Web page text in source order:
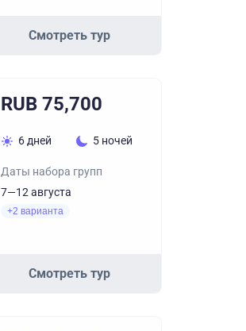
Смотреть тур
RUB 75,700
6 дней 5 ночей
Даты набора групп
7—12 августа
+2 варианта
Смотреть тур